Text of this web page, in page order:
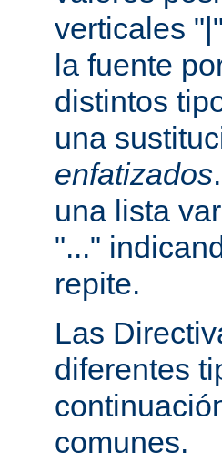
verticales
la fuente
distintos
una
enfatizados
una lista
"..."
repite.
Las
diferentes
comunes.